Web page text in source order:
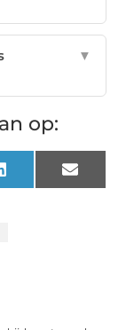
▼
op:
LinkedIn Email